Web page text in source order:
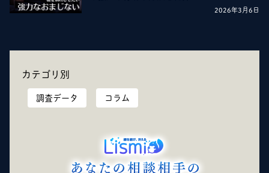
2026年3月6日
カテゴリ別
調査データ コラム